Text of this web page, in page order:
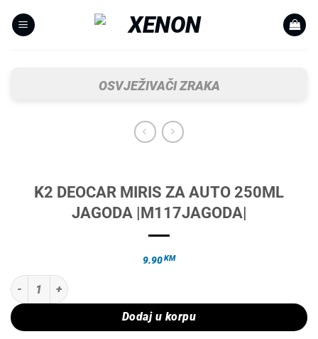
OSVJEŽIVAČI ZRAKA
K2 DEOCAR MIRIS ZA AUTO 250ML
JAGODA |M117JAGODA|
9.90KM
K2 DEOCAR MIRIS ZA AUTO 250ML JAGODA |M117JAGODA| količina
Dodaj u korpu